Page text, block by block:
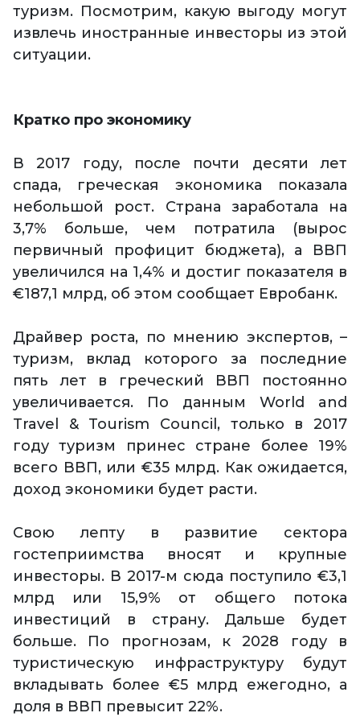
туризм. Посмотрим, какую выгоду могут
извлечь иностранные инвесторы из этой
ситуации.
Кратко про экономику
В 2017 году, после почти десяти лет
спада, греческая экономика показала
небольшой рост. Страна заработала на
3,7% больше, чем потратила (вырос
первичный профицит бюджета), а ВВП
увеличился на 1,4% и достиг показателя в
€187,1 млрд, об этом сообщает Евробанк.
Драйвер роста, по мнению экспертов, –
туризм, вклад которого за последние
пять лет в греческий ВВП постоянно
увеличивается. По данным World and
Travel & Tourism Council, только в 2017
году туризм принес стране более 19%
всего ВВП, или €35 млрд. Как ожидается,
доход экономики будет расти.
Свою лепту в развитие сектора
гостеприимства вносят и крупные
инвесторы. В 2017-м сюда поступило €3,1
млрд или 15,9% от общего потока
инвестиций в страну. Дальше будет
больше. По прогнозам, к 2028 году в
туристическую инфраструктуру будут
вкладывать более €5 млрд ежегодно, а
доля в ВВП превысит 22%.